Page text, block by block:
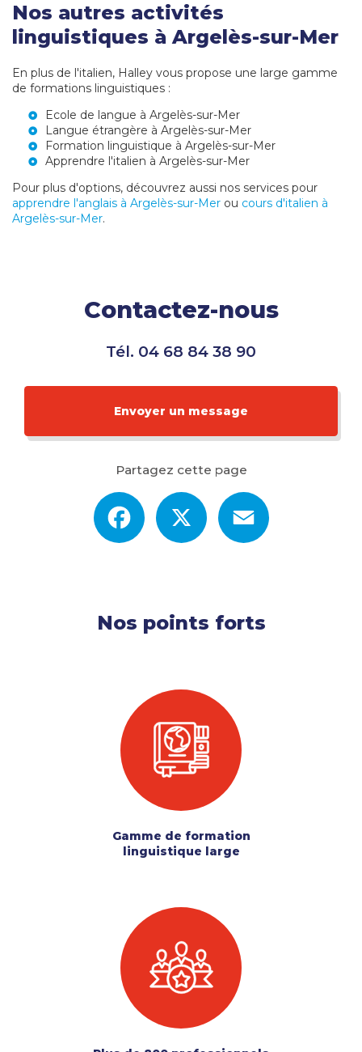
Nos autres activités
linguistiques à Argelès-sur-Mer
En plus de l'italien, Halley vous propose une large gamme
de formations linguistiques :
Ecole de langue à Argelès-sur-Mer
Langue étrangère à Argelès-sur-Mer
Formation linguistique à Argelès-sur-Mer
Apprendre l'italien à Argelès-sur-Mer
Pour plus d'options, découvrez aussi nos services pour
apprendre l'anglais à Argelès-sur-Mer ou cours d'italien à
Argelès-sur-Mer.
Contactez-nous
Tél. 04 68 84 38 90
Envoyer un message
Partagez cette page
Facebook
Nos points forts
Gamme de formation
linguistique large